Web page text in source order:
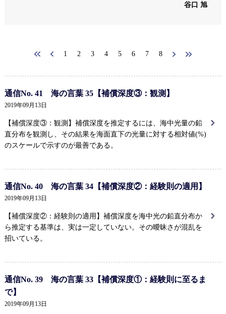
谷口 旭
1 2 3 4 5 6 7 8
通信No. 41 海の言葉 35【補償深度③：観測】
2019年09月13日
【補償深度③：観測】補償深度を推定するには、海中光量の鉛
直分布を観測し、その結果を海面直下の光量に対する相対値(%)
のスケールで示すのが最善である。
通信No. 40 海の言葉 34【補償深度②：経験則の適用】
2019年09月13日
【補償深度②：経験則の適用】補償深度を海中光の鉛直分布か
ら推定する基準は、実は一定していない。その曖昧さが混乱を
招いている。
通信No. 39 海の言葉 33【補償深度①：経験則に至るま
で】
2019年09月13日